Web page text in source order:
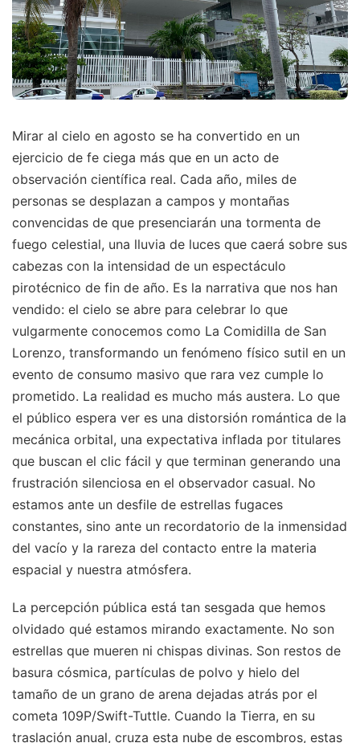
Mirar al cielo en agosto se ha convertido en un
ejercicio de fe ciega más que en un acto de
observación científica real. Cada año, miles de
personas se desplazan a campos y montañas
convencidas de que presenciarán una tormenta de
fuego celestial, una lluvia de luces que caerá sobre sus
cabezas con la intensidad de un espectáculo
pirotécnico de fin de año. Es la narrativa que nos han
vendido: el cielo se abre para celebrar lo que
vulgarmente conocemos como La Comidilla de San
Lorenzo, transformando un fenómeno físico sutil en un
evento de consumo masivo que rara vez cumple lo
prometido. La realidad es mucho más austera. Lo que
el público espera ver es una distorsión romántica de la
mecánica orbital, una expectativa inflada por titulares
que buscan el clic fácil y que terminan generando una
frustración silenciosa en el observador casual. No
estamos ante un desfile de estrellas fugaces
constantes, sino ante un recordatorio de la inmensidad
del vacío y la rareza del contacto entre la materia
espacial y nuestra atmósfera.
La percepción pública está tan sesgada que hemos
olvidado qué estamos mirando exactamente. No son
estrellas que mueren ni chispas divinas. Son restos de
basura cósmica, partículas de polvo y hielo del
tamaño de un grano de arena dejadas atrás por el
cometa 109P/Swift-Tuttle. Cuando la Tierra, en su
traslación anual, cruza esta nube de escombros, estas